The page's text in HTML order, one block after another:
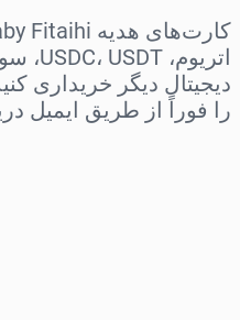
دیجیتال دیگر خریداری
را فوراً از طریق ایمیل